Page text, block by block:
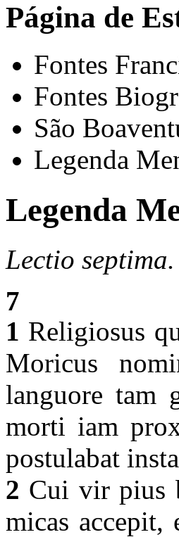
Página de
Fontes
Fontes
São
Legenda
Legenda
Lectio septima.
7
1 Religiosus
Moricus
languore tam
morti iam
postulabat
2 Cui vir pius
micas accepit,